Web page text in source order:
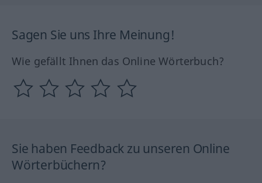
Sagen Sie uns Ihre Meinung!
Wie gefällt Ihnen das Online Wörterbuch?
Sie haben Feedback zu unseren Online
Wörterbüchern?